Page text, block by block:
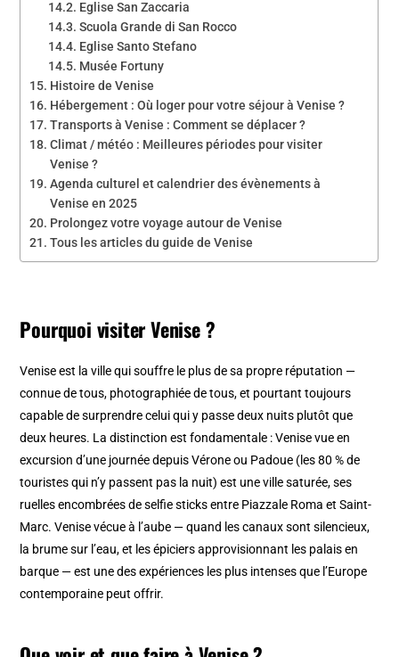
Eglise San Zaccaria
Scuola Grande di San Rocco
Eglise Santo Stefano
Musée Fortuny
Histoire de Venise
Hébergement : Où loger pour votre séjour à Venise ?
Transports à Venise : Comment se déplacer ?
Climat / météo : Meilleures périodes pour visiter
Venise ?
Agenda culturel et calendrier des évènements à
Venise en 2025
Prolongez votre voyage autour de Venise
Tous les articles du guide de Venise
Pourquoi visiter Venise ?
Venise est la ville qui souffre le plus de sa propre réputation —
connue de tous, photographiée de tous, et pourtant toujours
capable de surprendre celui qui y passe deux nuits plutôt que
deux heures. La distinction est fondamentale : Venise vue en
excursion d’une journée depuis Vérone ou Padoue (les 80 % de
touristes qui n’y passent pas la nuit) est une ville saturée, ses
ruelles encombrées de selfie sticks entre Piazzale Roma et Saint-
Marc. Venise vécue à l’aube — quand les canaux sont silencieux,
la brume sur l’eau, et les épiciers approvisionnant les palais en
barque — est une des expériences les plus intenses que l’Europe
contemporaine peut offrir.